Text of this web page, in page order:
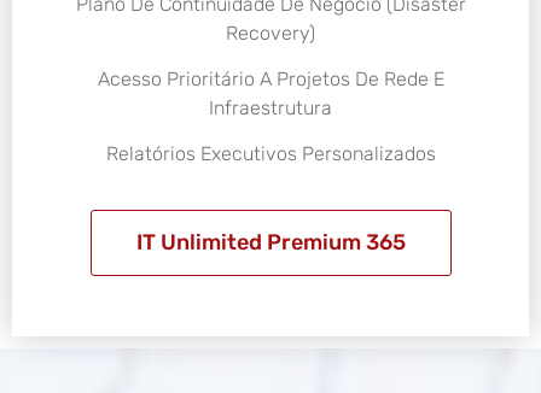
Recovery)
Acesso Prioritário A Projetos De Rede E
Infraestrutura
Relatórios Executivos Personalizados
IT Unlimited Premium 365